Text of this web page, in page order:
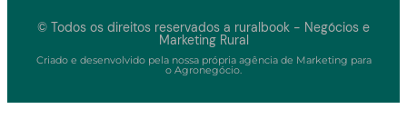
© Todos os direitos reservados a ruralbook - Negócios e
Marketing Rural
Criado e desenvolvido pela nossa própria agência de Marketing para
o Agronegócio.